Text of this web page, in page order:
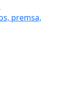
premsa,